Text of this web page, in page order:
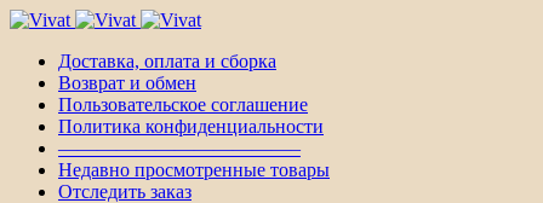
Доставка, оплата и сборка
Возврат и обмен
Пользовательское соглашение
Политика конфиденциальности
————————————–
Недавно просмотренные товары
Отследить заказ